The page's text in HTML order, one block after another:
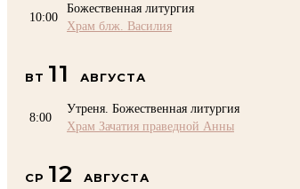
10:00
Божественная литургия
Храм блж. Василия
ВТ 11 АВГУСТА
8:00
Утреня. Божественная литургия
Храм Зачатия праведной Анны
СР 12 АВГУСТА